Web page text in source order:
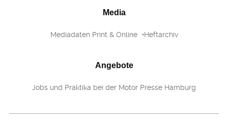
Media
Mediadaten Print & Online Heftarchiv
Angebote
Jobs und Praktika bei der Motor Presse Hamburg